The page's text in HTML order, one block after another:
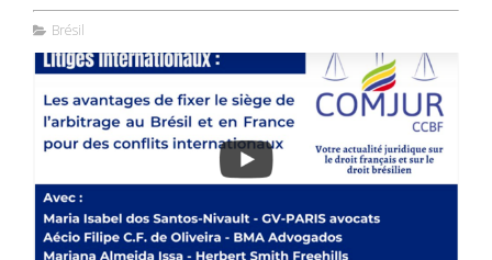
Brésil